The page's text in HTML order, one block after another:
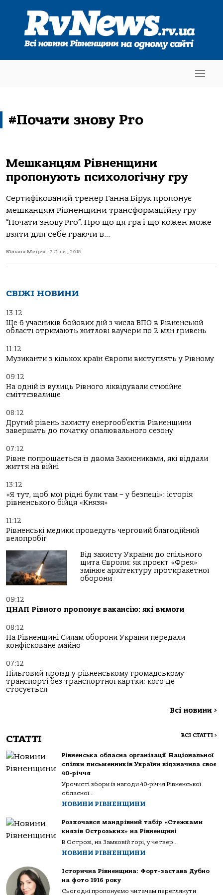
#Почати знову Pro
Мешканцям Рівненщини
пропонують психологічну гру
Сертифікований тренер Ганна Бірук пропонує
мешканцям Рівненщини трансформаційну гру
“Почати знову Pro”. Про що ця гра і що кожен може
взяти для себе граючи в...
Юліана Медічі - 3 Січня, 2018
СВІЖІ НОВИНИ
13:12
Ще 6 учасників бойових дій з числа ВПО в Рівненській
області отримають житлові ваучери по 2 млн гривень
11:12
Музиканти з кількох країн Європи виступлять у Рівному
09:12
На одній із вулиць Рівного ліквідували стихійне
сміттєзвалище
08:12
Другий рівень захисту енергооб’єктів Рівненщини
завершать до початку опалювального сезону
07:12
Рівне попрощається із двома Захисниками, які віддали
життя на війні
13:12
«Я тут, щоб мої рідні були там – у безпеці»: історія
рівненського бійця «Князя»
11:12
Рівненські медики проведуть черговий благодійний
велопробіг
Від захисту України до спільного
щита Європи: як проєкт «Фрея»
змінює архітектуру протиракетної
оборони
09:12
ЦНАП Рівного пропонує вакансію: які вимоги
08:12
На Рівненщині Силам оборони України передали
конфісковане майно
07:12
Пільговий проїзд у рівненському громадському
транспорті без транспортної картки: кого це
стосується
Всі новини >
СТАТТІ ВСІ СТАТТІ >
Рівненська обласна організації Національної
спілки письменників України відзначила своє
40-річчя
Урочисті збори із нагоди 40-річчя Рівненської
обласної...
НОВИНИ РІВНЕНЩИНИ
Розпочався мандрівний табір «Стежками
князів Острозьких» на Рівненщині
В Острозі, на Замковій горі, у четвер...
НОВИНИ РІВНЕНЩИНИ
Історична Рівненщина: Форт-застава Дубно
на фото 1916 року
Сьогодні пропонуємо читачам переглянути